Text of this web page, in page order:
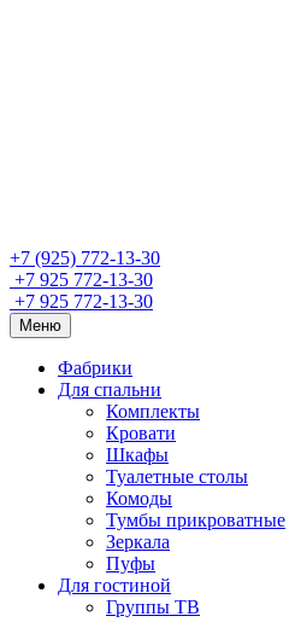
+7 (925) 772-13-30
+7 925 772-13-30
+7 925 772-13-30
Меню
Фабрики
Для спальни
Комплекты
Кровати
Шкафы
Туалетные столы
Комоды
Тумбы прикроватные
Зеркала
Пуфы
Для гостиной
Группы ТВ